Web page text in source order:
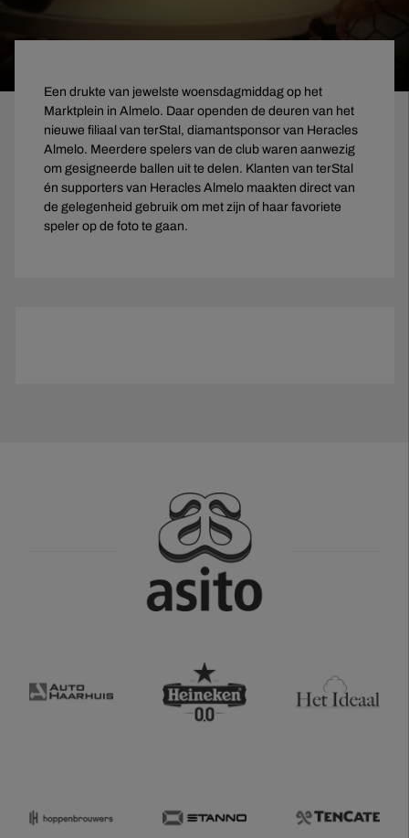
Een drukte van jewelste woensdagmiddag op het
Marktplein in Almelo. Daar openden de deuren van het
nieuwe filiaal van terStal, diamantsponsor van Heracles
Almelo. Meerdere spelers van de club waren aanwezig
om gesigneerde ballen uit te delen. Klanten van terStal
én supporters van Heracles Almelo maakten direct van
de gelegenheid gebruik om met zijn of haar favoriete
speler op de foto te gaan.